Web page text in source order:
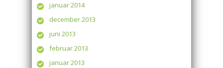
januar 2014
december 2013
juni 2013
februar 2013
januar 2013